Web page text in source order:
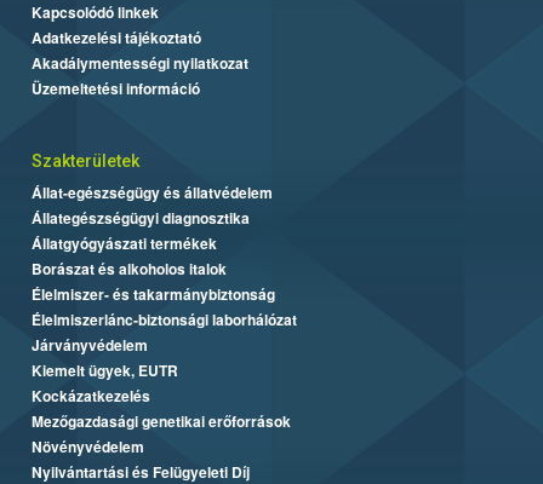
Kapcsolódó linkek
Adatkezelési tájékoztató
Akadálymentességi nyilatkozat
Üzemeltetési információ
Szakterületek
Állat-egészségügy és állatvédelem
Állategészségügyi diagnosztika
Állatgyógyászati termékek
Borászat és alkoholos italok
Élelmiszer- és takarmánybiztonság
Élelmiszerlánc-biztonsági laborhálózat
Járványvédelem
Kiemelt ügyek, EUTR
Kockázatkezelés
Mezőgazdasági genetikai erőforrások
Növényvédelem
Nyilvántartási és Felügyeleti Díj